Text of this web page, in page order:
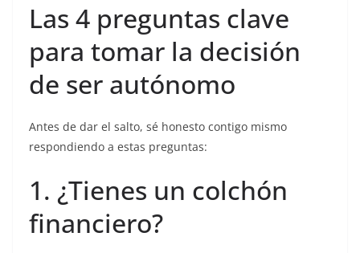
Las 4 preguntas clave
para tomar la decisión
de ser autónomo
Antes de dar el salto, sé honesto contigo mismo
respondiendo a estas preguntas:
1. ¿Tienes un colchón
financiero?